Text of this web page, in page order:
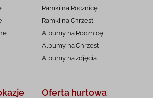
Ramki na Rocznicę
Ramki na Chrzest
Albumy na Rocznicę
Albumy na Chrzest
Albumy na zdjęcia
Oferta hurtowa